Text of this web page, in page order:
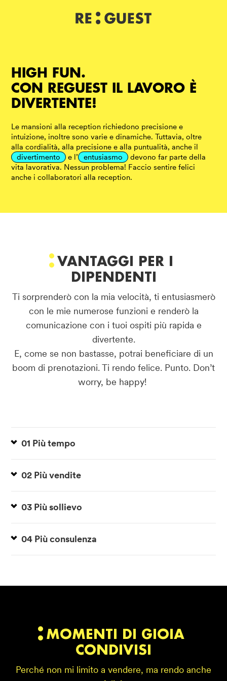
HIGH FUN.
CON REGUEST IL LAVORO È
DIVERTENTE!
Le mansioni alla reception richiedono precisione e
intuizione, inoltre sono varie e dinamiche. Tuttavia, oltre
alla cordialità, alla precisione e alla puntualità, anche il
divertimento
e l’ entusiasmo
devono far parte della
vita lavorativa. Nessun problema! Faccio sentire felici
anche i collaboratori alla reception.
VANTAGGI PER I
DIPENDENTI
Ti sorprenderò con la mia velocità, ti entusiasmerò
con le mie numerose funzioni e renderò la
comunicazione con i tuoi ospiti più rapida e
divertente.
E, come se non bastasse, potrai beneficiare di un
boom di prenotazioni. Ti rendo felice. Punto. Don’t
worry, be happy!
01 Più tempo
02 Più vendite
03 Più sollievo
04 Più consulenza
MOMENTI DI GIOIA
CONDIVISI
Perché non mi limito a vendere, ma rendo anche